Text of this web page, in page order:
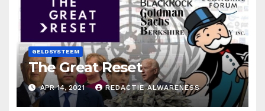
GELDSYSTEEM
The Great Reset
APR 14, 2021 REDACTIE ALWARENESS